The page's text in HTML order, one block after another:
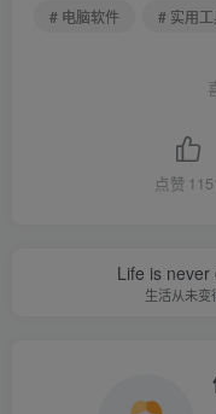
# 电脑软件
# 实用
点赞
Life is never
生活从未